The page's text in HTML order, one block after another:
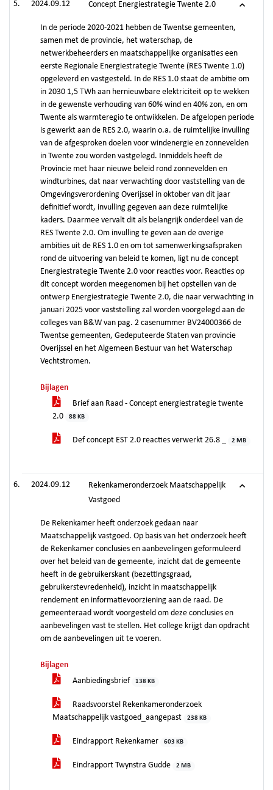
2024.09.12 Concept Energiestrategie Twente 2.0
In de periode 2020-2021 hebben de Twentse gemeenten,
samen met de provincie, het waterschap, de
netwerkbeheerders en maatschappelijke organisaties een
eerste Regionale Energiestrategie Twente (RES Twente 1.0)
opgeleverd en vastgesteld. In de RES 1.0 staat de ambitie om
in 2030 1,5 TWh aan hernieuwbare elektriciteit op te wekken
in de gewenste verhouding van 60% wind en 40% zon, en om
Twente als warmteregio te ontwikkelen. De afgelopen periode
is gewerkt aan de RES 2.0, waarin o.a. de ruimtelijke invulling
van de afgesproken doelen voor windenergie en zonnevelden
in Twente zou worden vastgelegd. Inmiddels heeft de
Provincie met haar nieuwe beleid rond zonnevelden en
windturbines, dat naar verwachting door vaststelling van de
Omgevingsverordening Overijssel in oktober van dit jaar
definitief wordt, invulling gegeven aan deze ruimtelijke
kaders. Daarmee vervalt dit als belangrijk onderdeel van de
RES Twente 2.0. Om invulling te geven aan de overige
ambities uit de RES 1.0 en om tot samenwerkingsafspraken
rond de uitvoering van beleid te komen, ligt nu de concept
Energiestrategie Twente 2.0 voor reacties voor. Reacties op
dit concept worden meegenomen bij het opstellen van de
ontwerp Energiestrategie Twente 2.0, die naar verwachting in
januari 2025 voor vaststelling zal worden voorgelegd aan de
colleges van B&W van pag. 2 casenummer BV24000366 de
Twentse gemeenten, Gedeputeerde Staten van provincie
Overijssel en het Algemeen Bestuur van het Waterschap
Vechtstromen.
Bijlagen
Brief aan Raad - Concept energiestrategie twente
2.0
88 KB
Def concept EST 2.0 reacties verwerkt 26.8 _ 2 MB
2024.09.12
Rekenkameronderzoek Maatschappelijk
Vastgoed
De Rekenkamer heeft onderzoek gedaan naar
Maatschappelijk vastgoed. Op basis van het onderzoek heeft
de Rekenkamer conclusies en aanbevelingen geformuleerd
over het beleid van de gemeente, inzicht dat de gemeente
heeft in de gebruikerskant (bezettingsgraad,
gebruikerstevredenheid), inzicht in maatschappelijk
rendement en informatievoorziening aan de raad. De
gemeenteraad wordt voorgesteld om deze conclusies en
aanbevelingen vast te stellen. Het college krijgt dan opdracht
om de aanbevelingen uit te voeren.
Bijlagen
Aanbiedingsbrief
138 KB
Raadsvoorstel Rekenkameronderzoek
Maatschappelijk vastgoed_aangepast
238 KB
Eindrapport Rekenkamer 603 KB
Eindrapport Twynstra Gudde 2 MB